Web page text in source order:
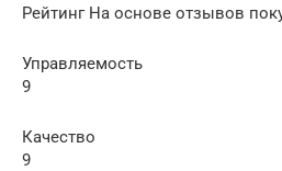
Рейтинг На основе отзывов
Управляемость
9
Качество
9